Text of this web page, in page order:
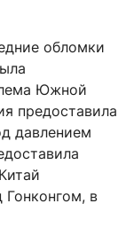
обломки
Южной
предоставила
давлением
Гонконгом, в